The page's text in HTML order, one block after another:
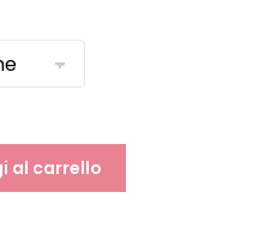
al carrello